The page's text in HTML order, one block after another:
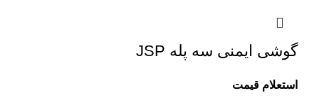
گوشی ایمنی سه پله JSP
استعلام قیمت